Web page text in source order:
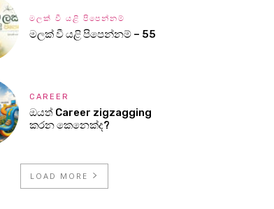
මලක් වී යළි පිපෙන්නම්
මලක් වී යළි පිපෙන්නම් – 55
CAREER
ඔයත් Career zigzagging
කරන කෙනෙක්ද?
LOAD MORE